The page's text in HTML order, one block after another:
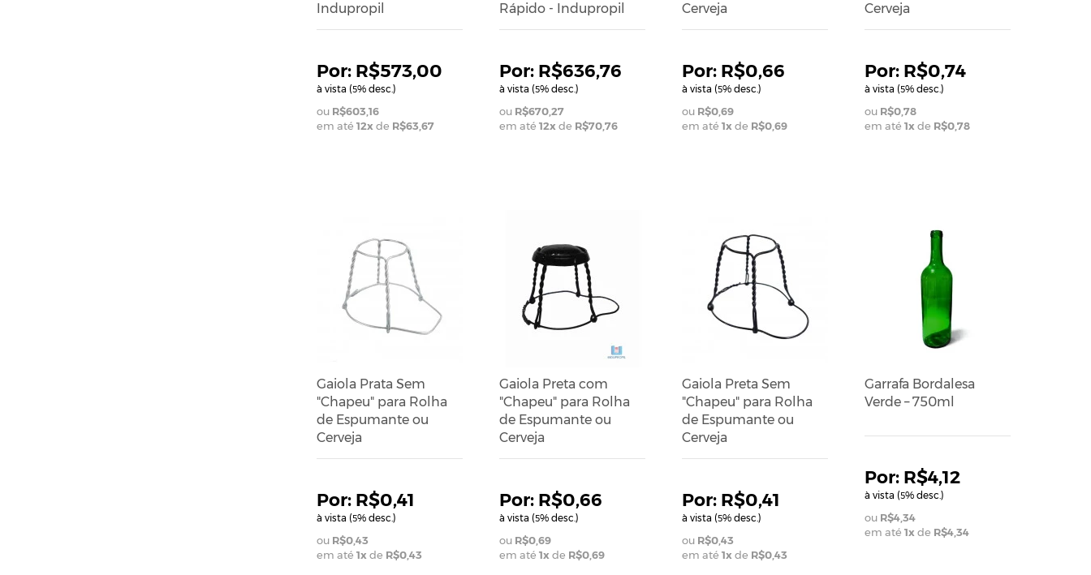
Indupropil
R$573,00
à vista (5% desc.)
R$603,16
em até 12xde R$63,67
Rápido - Indupropil
R$636,76
à vista (5% desc.)
R$670,27
em até 12xde R$70,76
Cerveja
R$0,66
à vista (5% desc.)
R$0,69
em até 1xde R$0,69
Cerveja
R$0,74
à vista (5% desc.)
R$0,78
em até 1xde R$0,78
Gaiola Prata Sem
"Chapeu" para Rolha
de Espumante ou
Cerveja
R$0,41
à vista (5% desc.)
R$0,43
em até 1x de R$0,43
Gaiola Preta com
"Chapeu" para Rolha
de Espumante ou
Cerveja
R$0,66
à vista (5% desc.)
R$0,69
em até 1x de R$0,69
Gaiola Preta Sem
"Chapeu" para Rolha
de Espumante ou
Cerveja
R$0,41
à vista (5% desc.)
R$0,43
em até 1x de R$0,43
Garrafa Bordalesa
Verde – 750ml
R$4,12
à vista (5% desc.)
R$4,34
em até 1x de R$4,34